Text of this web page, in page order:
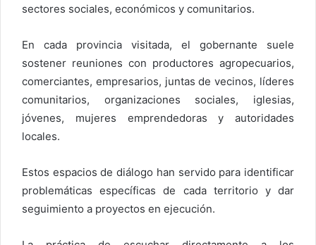
sectores sociales, económicos y comunitarios.
En cada provincia visitada, el gobernante suele
sostener reuniones con productores agropecuarios,
comerciantes, empresarios, juntas de vecinos, líderes
comunitarios, organizaciones sociales, iglesias,
jóvenes, mujeres emprendedoras y autoridades
locales.
Estos espacios de diálogo han servido para identificar
problemáticas específicas de cada territorio y dar
seguimiento a proyectos en ejecución.